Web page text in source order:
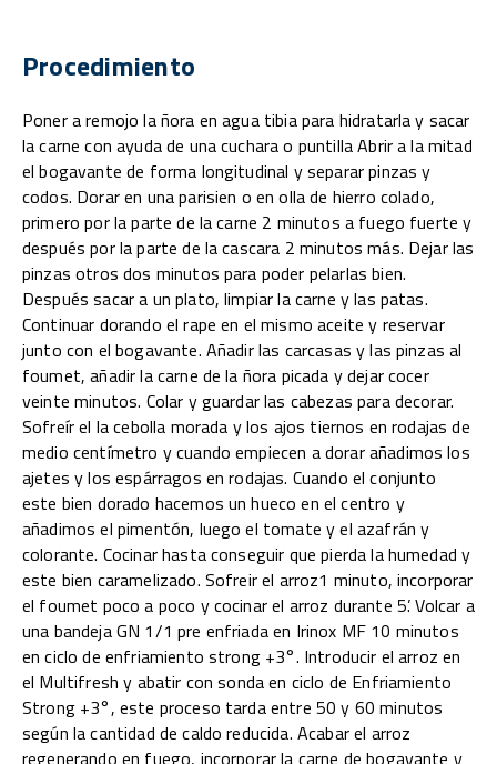
Procedimiento
Poner a remojo la ñora en agua tibia para hidratarla y sacar
la carne con ayuda de una cuchara o puntilla Abrir a la mitad
el bogavante de forma longitudinal y separar pinzas y
codos. Dorar en una parisien o en olla de hierro colado,
primero por la parte de la carne 2 minutos a fuego fuerte y
después por la parte de la cascara 2 minutos más. Dejar las
pinzas otros dos minutos para poder pelarlas bien.
Después sacar a un plato, limpiar la carne y las patas.
Continuar dorando el rape en el mismo aceite y reservar
junto con el bogavante. Añadir las carcasas y las pinzas al
foumet, añadir la carne de la ñora picada y dejar cocer
veinte minutos. Colar y guardar las cabezas para decorar.
Sofreír el la cebolla morada y los ajos tiernos en rodajas de
medio centímetro y cuando empiecen a dorar añadimos los
ajetes y los espárragos en rodajas. Cuando el conjunto
este bien dorado hacemos un hueco en el centro y
añadimos el pimentón, luego el tomate y el azafrán y
colorante. Cocinar hasta conseguir que pierda la humedad y
este bien caramelizado. Sofreir el arroz1 minuto, incorporar
el foumet poco a poco y cocinar el arroz durante 5’. Volcar a
una bandeja GN 1/1 pre enfriada en Irinox MF 10 minutos
en ciclo de enfriamiento strong +3°. Introducir el arroz en
el Multifresh y abatir con sonda en ciclo de Enfriamiento
Strong +3°, este proceso tarda entre 50 y 60 minutos
según la cantidad de caldo reducida. Acabar el arroz